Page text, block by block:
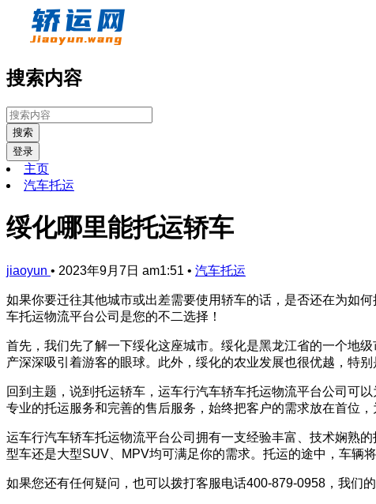
搜索内容
搜索
登录
主页
汽车托运
绥化哪里能托运轿车
jiaoyun • 2023年9月7日 am1:51 • 汽车托运
如果你要迁往其他城市或出差需要使用轿车的话，是否还在为如
车托运物流平台公司是您的不二选择！
首先，我们先了解一下绥化这座城市。绥化是黑龙江省的一个地
产深深吸引着游客的眼球。此外，绥化的农业发展也很优越，特别
回到主题，说到托运轿车，运车行汽车轿车托运物流平台公司可
专业的托运服务和完善的售后服务，始终把客户的需求放在首位
运车行汽车轿车托运物流平台公司拥有一支经验丰富、技术娴熟
型车还是大型SUV、MPV均可满足你的需求。托运的途中，车辆
如果您还有任何疑问，也可以拨打客服电话400-879-0958，我们